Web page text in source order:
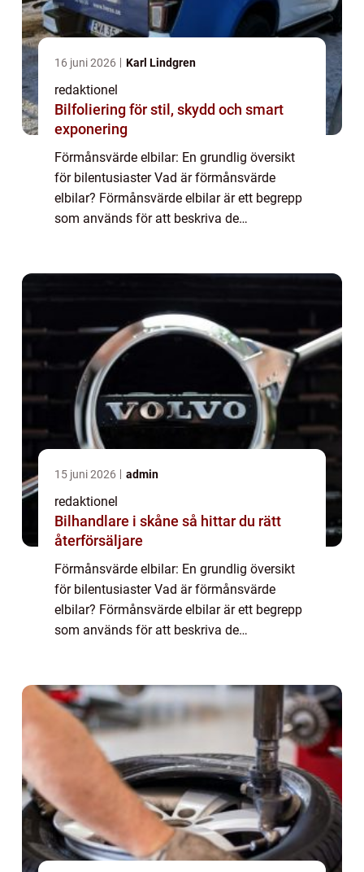
16 juni 2026 Karl Lindgren
redaktionel
Bilfoliering för stil, skydd och smart
exponering
Förmånsvärde elbilar: En grundlig översikt
för bilentusiaster Vad är förmånsvärde
elbilar? Förmånsvärde elbilar är ett begrepp
som används för att beskriva de
15 juni 2026 admin
redaktionel
Bilhandlare i skåne så hittar du rätt
återförsäljare
Förmånsvärde elbilar: En grundlig översikt
för bilentusiaster Vad är förmånsvärde
elbilar? Förmånsvärde elbilar är ett begrepp
som används för att beskriva de
inkluderar allt...